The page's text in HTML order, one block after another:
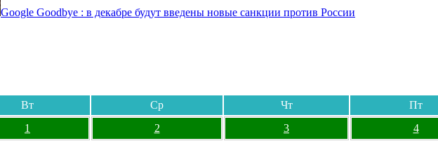
Google Goodbye : в декабре будут введены новые санкции против России
Вт Ср Чт Пт
1
2 3 4